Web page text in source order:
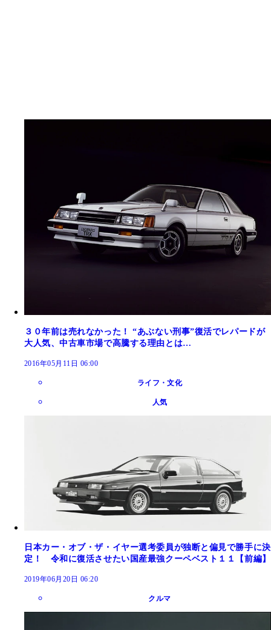
３０年前は売れなかった！ “あぶない刑事”復活でレパードが
大人気、中古車市場で高騰する理由とは…
2016年05月11日 06:00
ライフ・文化
人気
日本カー・オブ・ザ・イヤー選考委員が独断と偏見で勝手に決
定！ 令和に復活させたい国産最強クーペベスト１１【前編】
2019年06月20日 06:20
クルマ